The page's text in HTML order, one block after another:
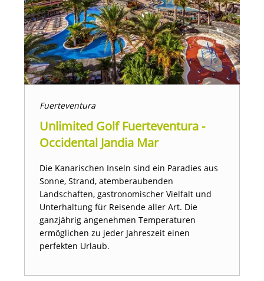
Fuerteventura
Unlimited Golf Fuerteventura -
Occidental Jandia Mar
Die Kanarischen Inseln sind ein Paradies aus
Sonne, Strand, atemberaubenden
Landschaften, gastronomischer Vielfalt und
Unterhaltung für Reisende aller Art. Die
ganzjährig angenehmen Temperaturen
ermöglichen zu jeder Jahreszeit einen
perfekten Urlaub.